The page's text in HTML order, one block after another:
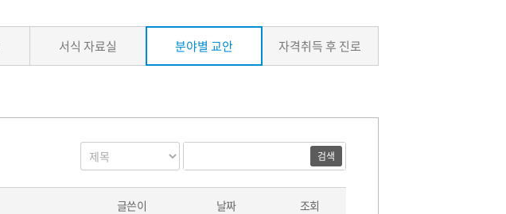
서식 자료실 분야별 교안 자격취득 후 진로
게
물
검
검
대
상
검
어
필
글쓴이 날짜 조회